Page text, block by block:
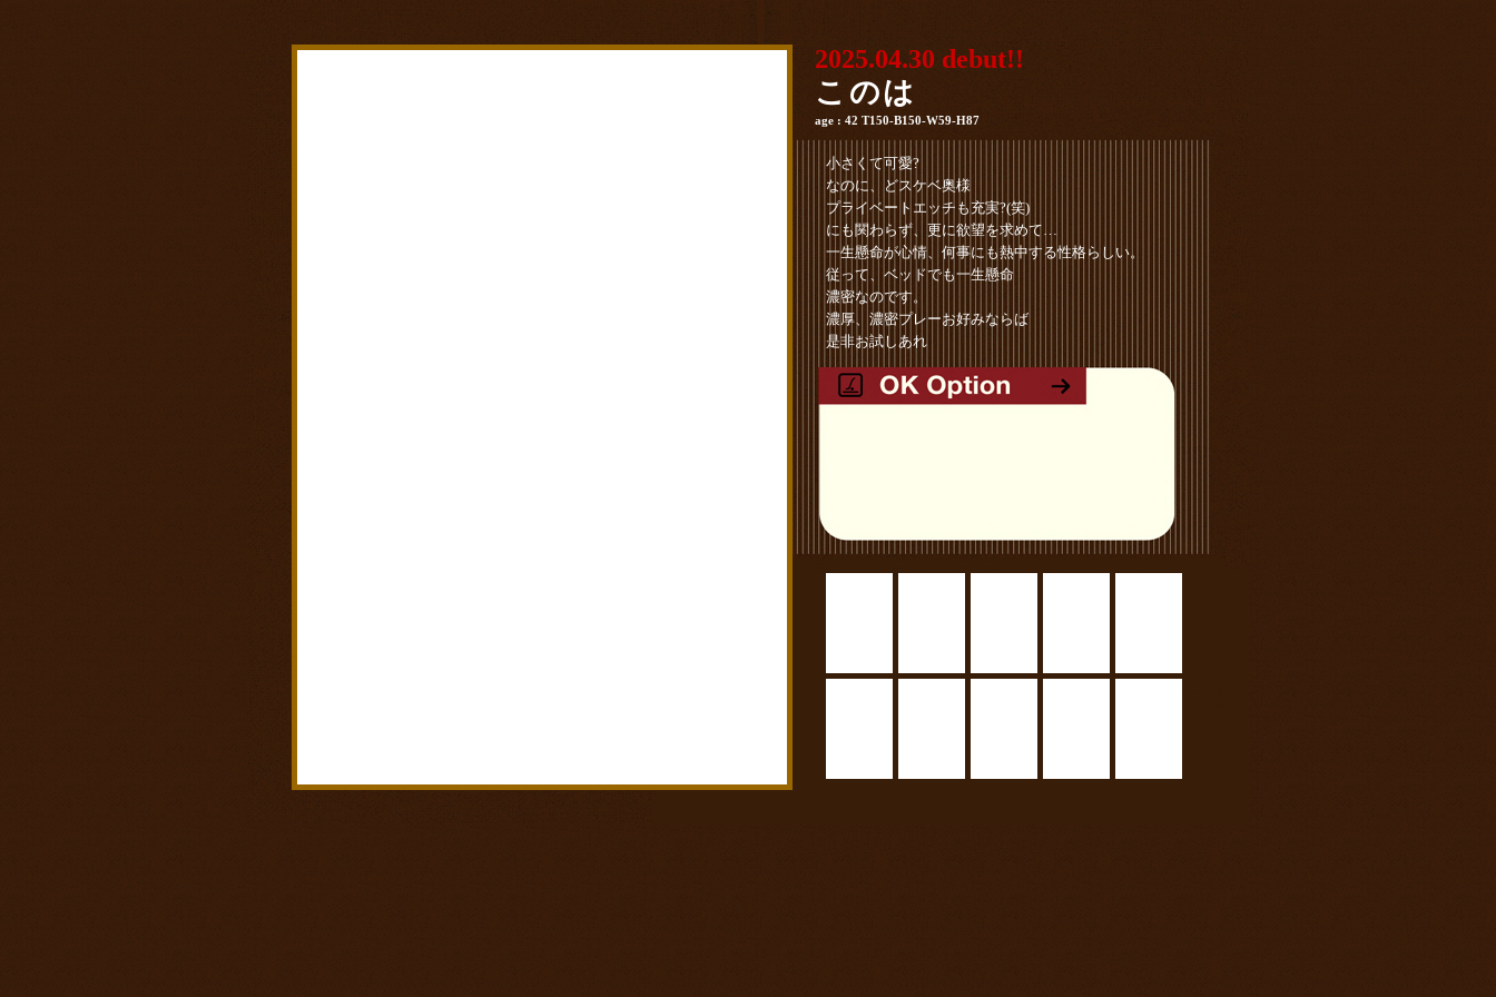
2025.04.30 debut!!
このは
age : 42 T150-B150-W59-H87
小さくて可愛?
なのに、どスケベ奥様
プライベートエッチも充実?(笑)
にも関わらず、更に欲望を求めて…
一生懸命が心情、何事にも熱中する性格らしい。
従って、ベッドでも一生懸命
濃密なのです。
濃厚、濃密プレーお好みならば
是非お試しあれ